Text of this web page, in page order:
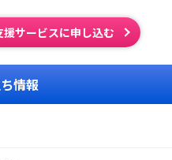
援サービスに申し込む
情報